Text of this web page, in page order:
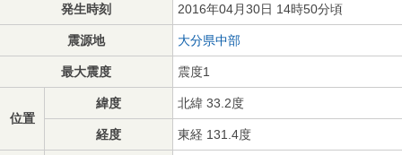
発生時刻 2016年04月30日 14時50分頃
震源地 大分県中部
最大震度 震度1
位置
緯度 北緯 33.2度
経度 東経 131.4度